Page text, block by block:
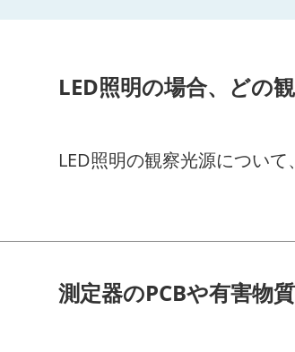
LED照明の場合、どの
LED照明の観察光源につい
測定器のPCBや有害物